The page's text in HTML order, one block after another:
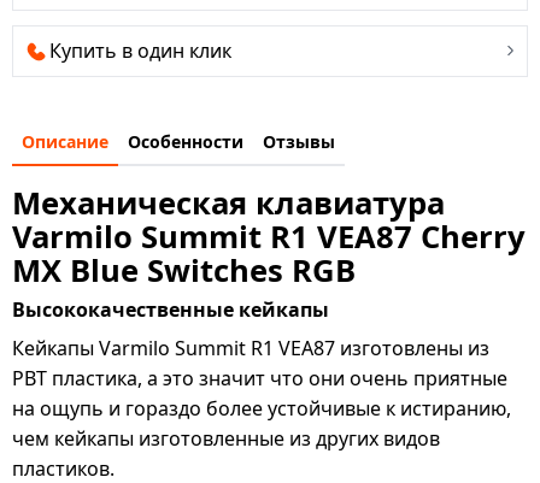
Купить в один клик
Описание Особенности Отзывы
Механическая клавиатура
Varmilo Summit R1 VEA87 Cherry
MX Blue Switches RGB
Высококачественные кейкапы
Кейкапы Varmilo Summit R1 VEA87 изготовлены из
PBT пластика, а это значит что они очень приятные
на ощупь и гораздо более устойчивые к истиранию,
чем кейкапы изготовленные из других видов
пластиков.